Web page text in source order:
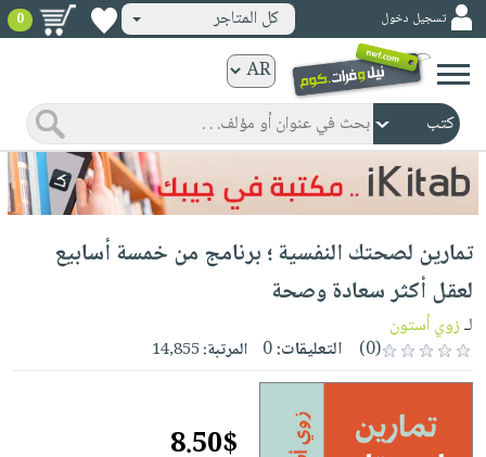
ورقية
المواضيع
صدر
حديثاً
الأكثر
مبيعاً
جوائز
شحن
مخفض
عروض
خاصة
صفحات
كتب
الكترونية
الرئيسية
صدر
حديثاً
الأكثر
مبيعاً
كتب
صوتية
الصفحة
الرئيسية
masmu3
أطفال
وناشئة
تسجيل دخول كل المتاجر 0
تمارين لصحتك النفسية ؛ برنامج من خمسة أسابيع
لعقل أكثر سعادة وصحة
لـزوي أستون
(0)
التعليقات:0 المرتبة:14,855
8.50$